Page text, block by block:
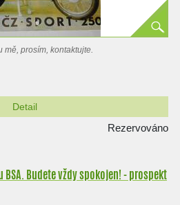
mě, prosím, kontaktujte.
Detail
Rezervováno
BSA. Budete vždy spokojen! - prospekt